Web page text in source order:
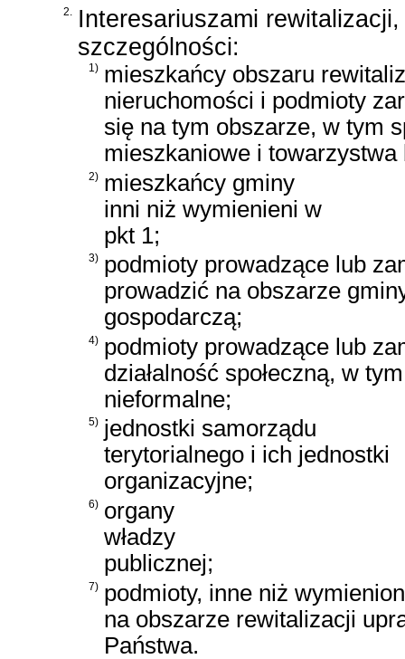
2. Interesariuszami
szczególności:
1) mieszkańcy obszaru
nieruchomości i podmioty
się na tym obszarze, w tym
mieszkaniowe i towarzystwa
2) mieszkańcy gminy
inni niż wymienieni w
pkt 1;
3) podmioty prowadzące lub
prowadzić na obszarze
gospodarczą;
4) podmioty prowadzące lub
działalność społeczną, w
nieformalne;
5) jednostki samorządu
terytorialnego i ich jednostki
organizacyjne;
6) organy
władzy
publicznej;
7) podmioty, inne niż
na obszarze rewitalizacji
Państwa.